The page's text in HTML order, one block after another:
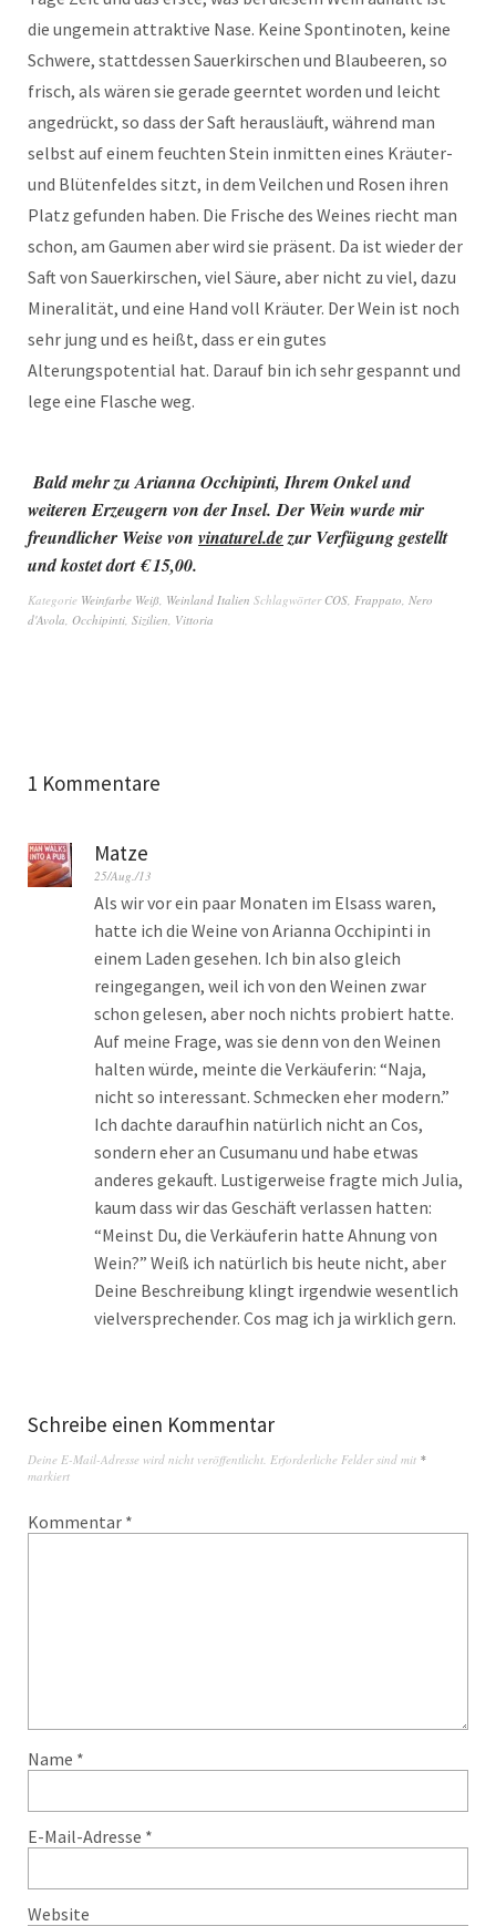
die ungemein attraktive Nase. Keine Spontinoten, keine
Schwere, stattdessen Sauerkirschen und Blaubeeren, so
frisch, als wären sie gerade geerntet worden und leicht
angedrückt, so dass der Saft herausläuft, während man
selbst auf einem feuchten Stein inmitten eines Kräuter-
und Blütenfeldes sitzt, in dem Veilchen und Rosen ihren
Platz gefunden haben. Die Frische des Weines riecht man
schon, am Gaumen aber wird sie präsent. Da ist wieder der
Saft von Sauerkirschen, viel Säure, aber nicht zu viel, dazu
Mineralität, und eine Hand voll Kräuter. Der Wein ist noch
sehr jung und es heißt, dass er ein gutes
Alterungspotential hat. Darauf bin ich sehr gespannt und
lege eine Flasche weg.
Bald mehr zu Arianna Occhipinti, Ihrem Onkel und
weiteren Erzeugern von der Insel.Der Wein wurde mir
freundlicher Weise von vinaturel.dezur Verfügung gestellt
und kostet dort € 15,00.
Kategorie Weinfarbe Weiß Weinland Italien Schlagwörter COS Frappato Nero
d'Avola Occhipinti Sizilien Vittoria
1 Kommentare
Matze
25/Aug./13
Als wir vor ein paar Monaten im Elsass waren,
hatte ich die Weine von Arianna Occhipinti in
einem Laden gesehen. Ich bin also gleich
reingegangen, weil ich von den Weinen zwar
schon gelesen, aber noch nichts probiert hatte.
Auf meine Frage, was sie denn von den Weinen
halten würde, meinte die Verkäuferin: “Naja,
nicht so interessant. Schmecken eher modern.”
Ich dachte daraufhin natürlich nicht an Cos,
sondern eher an Cusumanu und habe etwas
anderes gekauft. Lustigerweise fragte mich Julia,
kaum dass wir das Geschäft verlassen hatten:
“Meinst Du, die Verkäuferin hatte Ahnung von
Wein?” Weiß ich natürlich bis heute nicht, aber
Deine Beschreibung klingt irgendwie wesentlich
vielversprechender. Cos mag ich ja wirklich gern.
Schreibe einen Kommentar
Deine E-Mail-Adresse wird nicht veröffentlicht. Erforderliche Felder sind mit *
markiert
Kommentar *
Name *
E-Mail-Adresse *
Website